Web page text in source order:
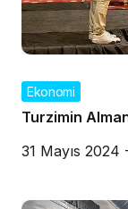
Ekonomi
Turzimin
31 Mayıs